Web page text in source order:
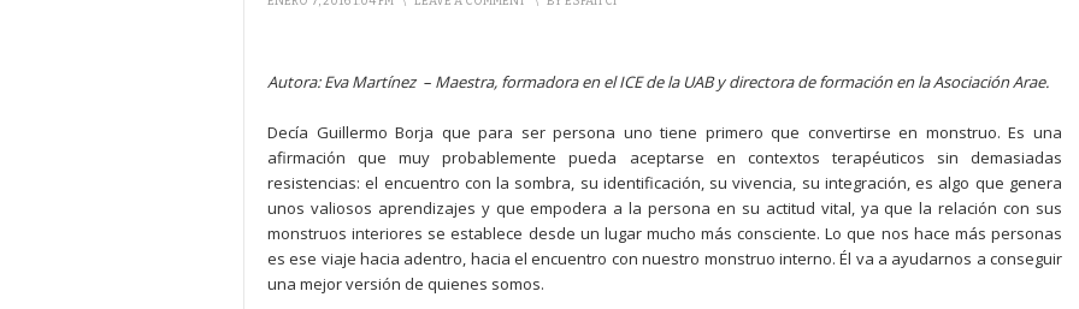
Autora: Eva Martínez – Maestra, formadora en el ICE de la UAB y directora de formación en la Asociación Arae.
Decía Guillermo Borja que para ser persona uno tiene primero que convertirse en monstruo. Es una
afirmación que muy probablemente pueda aceptarse en contextos terapéuticos sin demasiadas
resistencias: el encuentro con la sombra, su identificación, su vivencia, su integración, es algo que genera
unos valiosos aprendizajes y que empodera a la persona en su actitud vital, ya que la relación con sus
monstruos interiores se establece desde un lugar mucho más consciente. Lo que nos hace más personas
es ese viaje hacia adentro, hacia el encuentro con nuestro monstruo interno. Él va a ayudarnos a conseguir
una mejor versión de quienes somos.